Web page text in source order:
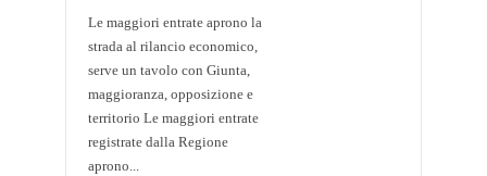
Le maggiori entrate aprono la
strada al rilancio economico,
serve un tavolo con Giunta,
maggioranza, opposizione e
territorio Le maggiori entrate
registrate dalla Regione
aprono...